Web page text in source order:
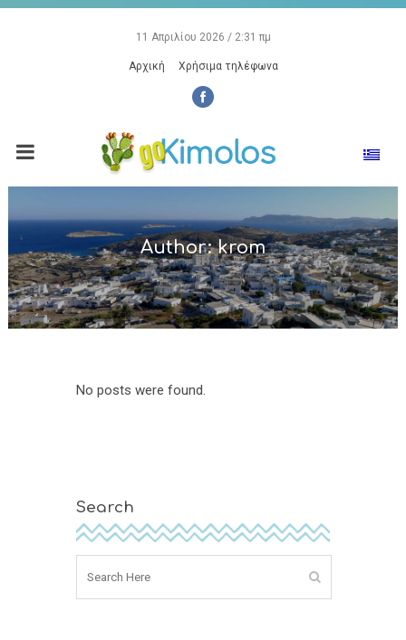
11 Απριλίου 2026 / 2:31 πμ
Αρχική Χρήσιμα τηλέφωνα
Author: krom
No posts were found.
Search